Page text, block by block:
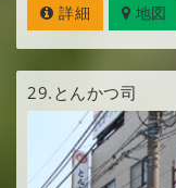
詳細 地図
29. とんかつ司